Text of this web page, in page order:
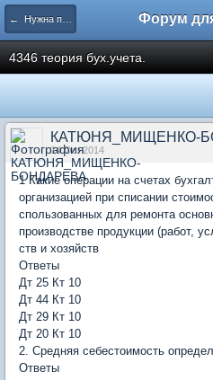
← Нужна помощь
4346 теория бух.учета.
КАТЮНЯ_МИЩЕНКО-
14 Oct 2014
1 Какие операции на счетах
организацией при списании
спользованных для ремонта
производстве продукции (работ,
ств и хозяйств
Ответы
Дт 25 Кт 10
Дт 44 Кт 10
Дт 29 Кт 10
Дт 20 Кт 10
2. Средняя себестоимость
Ответы